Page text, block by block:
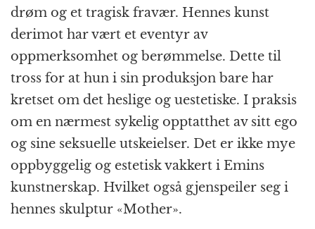
drøm og et tragisk fravær. Hennes kunst
derimot har vært et eventyr av
oppmerksomhet og berømmelse. Dette til
tross for at hun i sin produksjon bare har
kretset om det heslige og uestetiske. I praksis
om en nærmest sykelig opptatthet av sitt ego
og sine seksuelle utskeielser. Det er ikke mye
oppbyggelig og estetisk vakkert i Emins
kunstnerskap. Hvilket også gjenspeiler seg i
hennes skulptur «Mother».